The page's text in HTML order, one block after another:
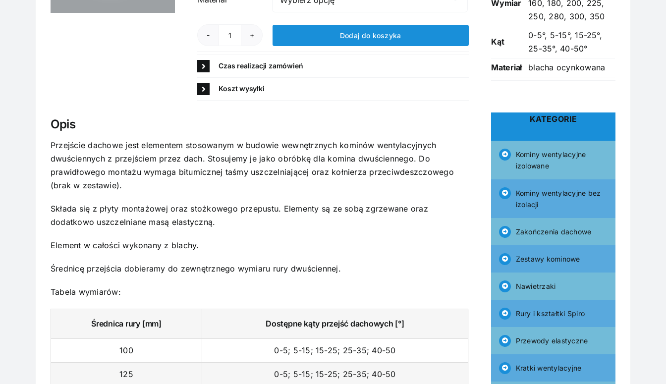
ilość
dachowe
Dodaj do koszyka
Czas realizacji zamówień
Koszt wysyłki
Wymiar
160, 180, 200, 225,
250, 280, 300, 350
Kąt
0-5°, 5-15°, 15-25°,
25-35°, 40-50°
Materiał
blacha ocynkowana
Opis
Przejście dachowe jest elementem stosowanym w budowie wewnętrznych kominów wentylacyjnych
dwuściennych z przejściem przez dach. Stosujemy je jako obróbkę dla komina dwuściennego. Do
prawidłowego montażu wymaga bitumicznej taśmy uszczelniającej oraz kołnierza przeciwdeszczowego
(brak w zestawie).
Składa się z płyty montażowej oraz stożkowego przepustu. Elementy są ze sobą zgrzewane oraz
dodatkowo uszczelniane masą elastyczną.
Element w całości wykonany z blachy.
Średnicę przejścia dobieramy do zewnętrznego wymiaru rury dwuściennej.
Tabela wymiarów:
Średnica rury [mm] Dostępne kąty przejść dachowych [°]
100 0-5; 5-15; 15-25; 25-35; 40-50
125 0-5; 5-15; 15-25; 25-35; 40-50
KATEGORIE
Kominy wentylacyjne
izolowane
Kominy wentylacyjne bez
izolacji
Zakończenia dachowe
Zestawy kominowe
Nawietrzaki
Rury i kształtki Spiro
Przewody elastyczne
Kratki wentylacyjne